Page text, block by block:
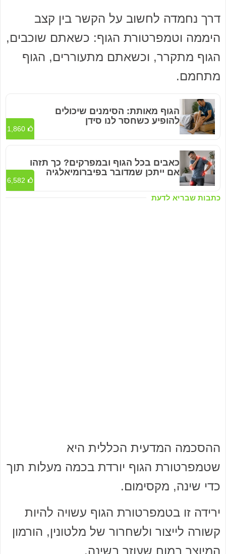
דרך נחמדה לחשוב על הקשר בין קצב
היממה וטמפרטורת הגוף: כשאתם שוכבים,
הגוף מתקרר, וכשאתם מתעוררים, הגוף
מתחמם.
כתבות שבריא לדעת
הגוף מאותת: הסימנים שיכולים
להופיע כשחסר לנו סידן
1,860
כאבים בכל הגוף ובמפרקים? כך תזהו
אם ייתכן שמדובר בפיברומיאלגיה
6,582
ההסכמה המדעית הכללית היא
שטמפרטורת הגוף יורדת בכמה מעלות תוך
כדי שינה, מקסימום.
ירידה זו בטמפרטורת הגוף עשויה להיות
קשורה לייצור ולשחרור של מלטונין, הורמון
המיוצר במוח שעוזר בשינה.